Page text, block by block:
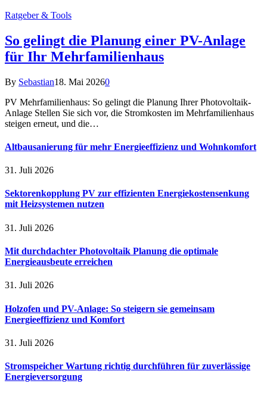
Ratgeber & Tools
So gelingt die Planung einer PV-Anlage
für Ihr Mehrfamilienhaus
By Sebastian18. Mai 20260
PV Mehrfamilienhaus: So gelingt die Planung Ihrer Photovoltaik-
Anlage Stellen Sie sich vor, die Stromkosten im Mehrfamilienhaus
steigen erneut, und die…
Altbausanierung für mehr Energieeffizienz und Wohnkomfort
31. Juli 2026
Sektorenkopplung PV zur effizienten Energiekostensenkung
mit Heizsystemen nutzen
31. Juli 2026
Mit durchdachter Photovoltaik Planung die optimale
Energieausbeute erreichen
31. Juli 2026
Holzofen und PV-Anlage: So steigern sie gemeinsam
Energieeffizienz und Komfort
31. Juli 2026
Stromspeicher Wartung richtig durchführen für zuverlässige
Energieversorgung